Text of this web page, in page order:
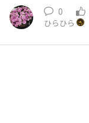
0
ひらひら